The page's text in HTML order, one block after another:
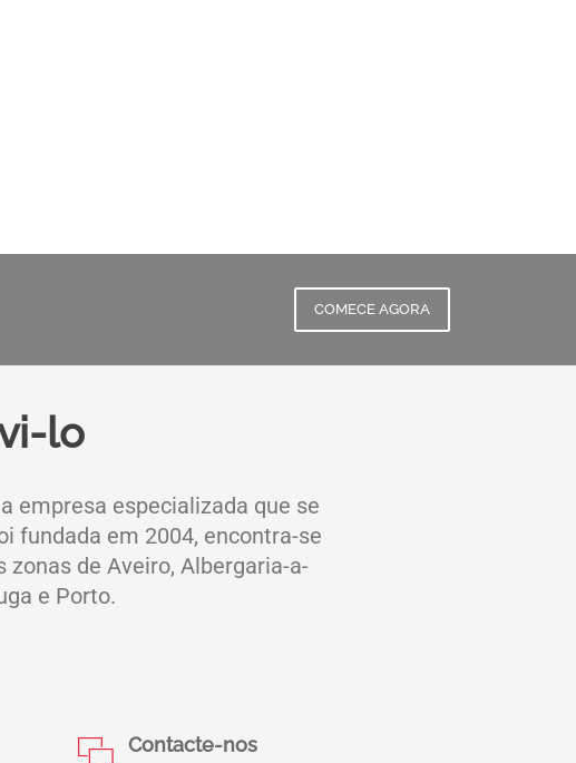
COMECE AGORA
lo
empresa especializada que se
fundada em 2004, encontra-se
de Aveiro, Albergaria-a-
e Porto.
Contacte-nos